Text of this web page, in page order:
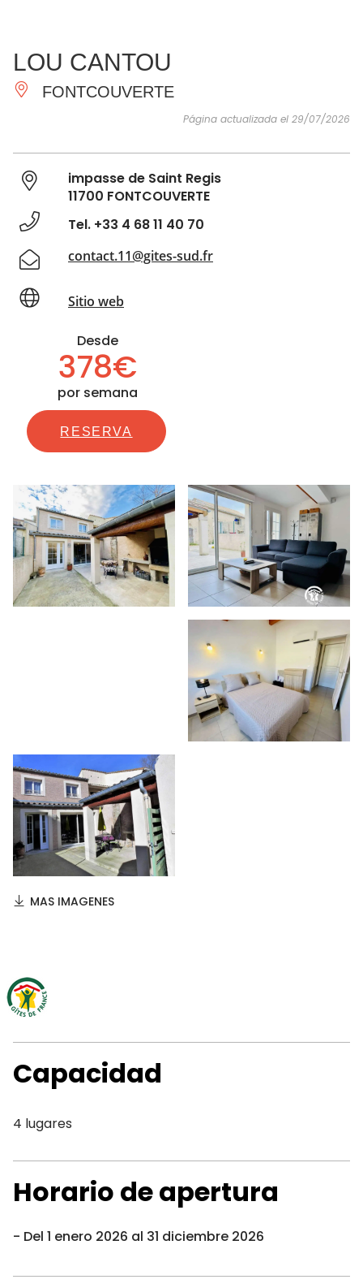
IMPRESCINDIBLES
HACER
LOU CANTOU
FONTCOUVERTE
Página actualizada el 29/07/2026
impasse de Saint Regis
11700 FONTCOUVERTE
Tel. +33 4 68 11 40 70
contact.11@gites-sud.fr
Sitio web
Desde
378€
por semana
RESERVA
MAS IMAGENES
Capacidad
4 lugares
Horario de apertura
Del 1 enero 2026 al 31 diciembre 2026